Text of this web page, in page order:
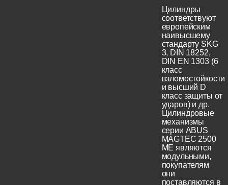
Цилиндры
соответствуют
европейским
наивысшему
стандарту SKG
3, DIN 18252,
DIN EN 1303 (6
класс
взломостойкости
и высший D
класс защиты от
ударов) и др.
Цилиндровые
механизмы
серии ABUS
MAGTEC 2500
ME являются
модульными,
покупателям
они
поставляются в